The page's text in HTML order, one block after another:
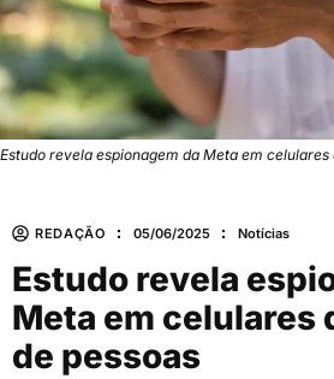
Estudo revela espionagem da Meta em celulares
REDAÇÃO 05/06/2025 Notícias
Estudo revela
Meta em celulares
de pessoas